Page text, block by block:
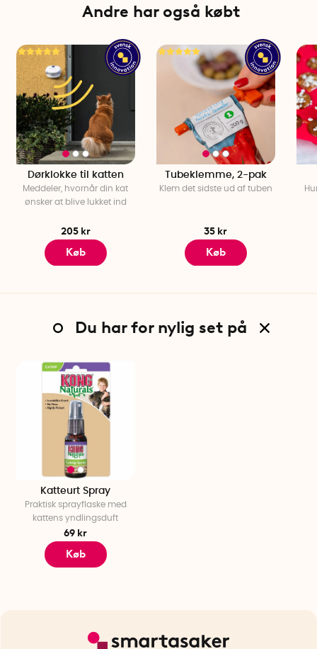
Andre har også købt
Dørklokke til katten
Meddeler, hvornår din kat
ønsker at blive lukket ind
205 kr
Køb
Tubeklemme, 2-pak
Klem det sidste ud af tuben
35 kr
Køb
Du har for nylig set på
Katteurt Spray
Praktisk sprayflaske med
kattens yndlingsduft
69 kr
Køb